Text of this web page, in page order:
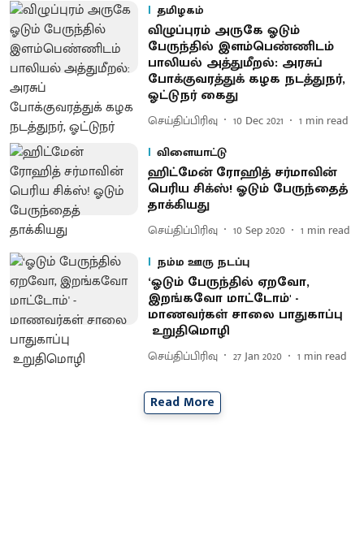
தமிழகம்
விழுப்புரம் அருகே ஓடும்
பேருந்தில் இளம்பெண்ணிடம்
பாலியல் அத்துமீறல்: அரசுப்
போக்குவரத்துக் கழக நடத்துநர்,
ஓட்டுநர் கைது
செய்திப்பிரிவு 10 Dec 2021 1 min read
விளையாட்டு
ஹிட்மேன் ரோஹித் சர்மாவின்
பெரிய சிக்ஸ்! ஓடும் பேருந்தைத்
தாக்கியது
செய்திப்பிரிவு 10 Sep 2020 1 min read
நம்ம ஊரு நடப்பு
‘ஓடும் பேருந்தில் ஏறவோ,
இறங்கவோ மாட்டோம்' -
மாணவர்கள் சாலை பாதுகாப்பு
உறுதிமொழி
செய்திப்பிரிவு 27 Jan 2020 1 min read
Read More